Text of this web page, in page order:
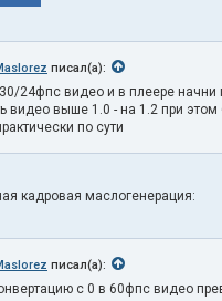
писал(а):
24фпс видео и в плеере начни
видео выше 1.0 - на 1.2 при
по сути
кадровая маслогенерация:
писал(а):
с 0 в 60фпс видео